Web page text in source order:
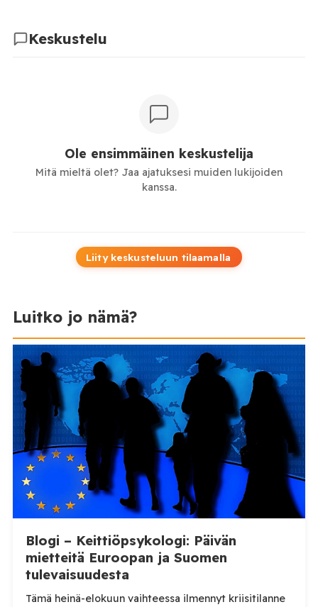
Keskustelu
Ole ensimmäinen keskustelija
Mitä mieltä olet? Jaa ajatuksesi muiden lukijoiden
kanssa.
Liity keskusteluun tilaamalla
Luitko jo nämä?
Blogi – Keittiöpsykologi: Päivän
mietteitä Euroopan ja Suomen
tulevaisuudesta
Tämä heinä-elokuun vaihteessa ilmennyt kriisitilanne